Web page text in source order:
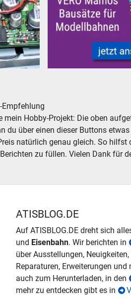
Empfehlung
mein Hobby-Projekt: Die oben
du über einen dieser Buttons
natürlich genau gleich. So hilfst
zu füllen. Vielen Dank für
ATISBLOG.DE
Auf ATISBLOG.DE dreht sich
und Eisenbahn. Wir berichten in
über Ausstellungen,
Reparaturen, Erweiterungen und
auch zum Herunterladen, in den
mehr zu entdecken gibt es in